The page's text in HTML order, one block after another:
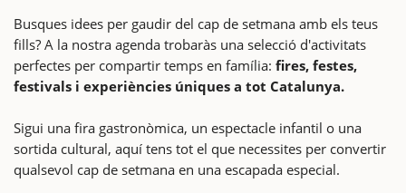
Busques idees per gaudir del cap de setmana amb els teus
fills? A la nostra agenda trobaràs una selecció d'activitats
perfectes per compartir temps en família: fires, festes,
festivals i experiències úniques a tot Catalunya.
Sigui una fira gastronòmica, un espectacle infantil o una
sortida cultural, aquí tens tot el que necessites per convertir
qualsevol cap de setmana en una escapada especial.